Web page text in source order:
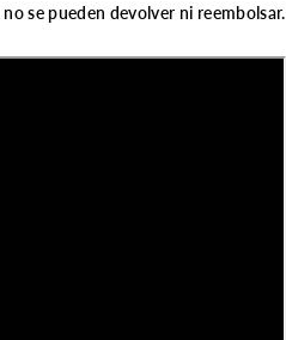
no se pueden devolver ni reembolsar.